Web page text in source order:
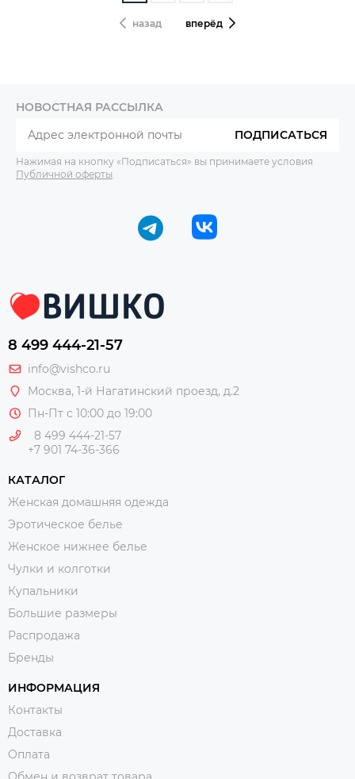
назад вперёд
НОВОСТНАЯ РАССЫЛКА
ПОДПИСАТЬСЯ
Нажимая на кнопку «Подписаться» вы принимаете условия
Публичной оферты
8 499 444-21-57
info@vishco.ru
Москва, 1-й Нагатинский проезд, д.2
Пн-Пт с 10:00 до 19:00
8 499 444-21-57
+7 901 74-36-366
КАТАЛОГ
Женская домашняя одежда
Эротическое белье
Женское нижнее белье
Чулки и колготки
Купальники
Большие размеры
Распродажа
Бренды
ИНФОРМАЦИЯ
Контакты
Доставка
Оплата